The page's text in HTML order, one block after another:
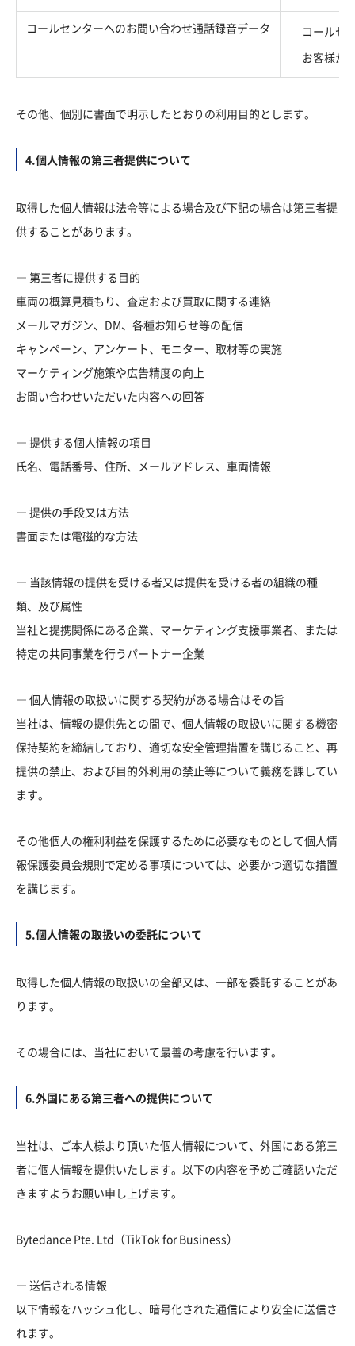
コールセンターへのお問い合わせ通話録音データ
コールセ
お客様か
その他、個別に書面で明示したとおりの利用目的とします。
4.個人情報の第三者提供について
取得した個人情報は法令等による場合及び下記の場合は第三者提
供することがあります。
― 第三者に提供する目的
車両の概算見積もり、査定および買取に関する連絡
メールマガジン、DM、各種お知らせ等の配信
キャンペーン、アンケート、モニター、取材等の実施
マーケティング施策や広告精度の向上
お問い合わせいただいた内容への回答
― 提供する個人情報の項目
氏名、電話番号、住所、メールアドレス、車両情報
― 提供の手段又は方法
書面または電磁的な方法
― 当該情報の提供を受ける者又は提供を受ける者の組織の種
類、及び属性
当社と提携関係にある企業、マーケティング支援事業者、または
特定の共同事業を行うパートナー企業
― 個人情報の取扱いに関する契約がある場合はその旨
当社は、情報の提供先との間で、個人情報の取扱いに関する機密
保持契約を締結しており、適切な安全管理措置を講じること、再
提供の禁止、および目的外利用の禁止等について義務を課してい
ます。
その他個人の権利利益を保護するために必要なものとして個人情
報保護委員会規則で定める事項については、必要かつ適切な措置
を講じます。
5.個人情報の取扱いの委託について
取得した個人情報の取扱いの全部又は、一部を委託することがあ
ります。
その場合には、当社において最善の考慮を行います。
6.外国にある第三者への提供について
当社は、ご本人様より頂いた個人情報について、外国にある第三
者に個人情報を提供いたします。以下の内容を予めご確認いただ
きますようお願い申し上げます。
Bytedance Pte. Ltd（TikTok for Business）
― 送信される情報
以下情報をハッシュ化し、暗号化された通信により安全に送信さ
れます。